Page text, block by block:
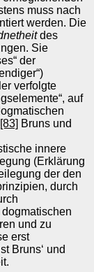
muss nach
werden. Die
des
Sie
der
verfolgte
auf
[83] Bruns und
innere
(Erklärung
der den
durch
und zu
erst
Bruns‘ und